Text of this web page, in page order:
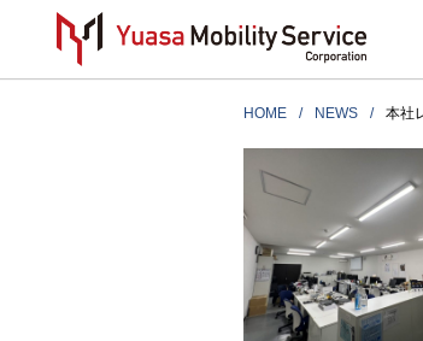
HOME NEWS 本社